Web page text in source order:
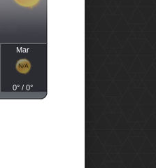
Mar
0° / 0°